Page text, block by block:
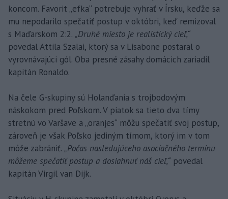
koncom. Favorit „efka“ potrebuje vyhrať v Írsku, keďže sa
mu nepodarilo spečatiť postup v októbri, keď remizoval
s Maďarskom 2:2. „Druhé miesto je realistický cieľ,“
povedal Attila Szalai, ktorý sa v Lisabone postaral o
vyrovnávajúci gól. Oba presné zásahy domácich zariadil
kapitán Ronaldo.
Na čele G-skupiny sú Holanďania s trojbodovým
náskokom pred Poľskom. V piatok sa tieto dva tímy
stretnú vo Varšave a „oranjes“ môžu spečatiť svoj postup,
zároveň je však Poľsko jediným tímom, ktorý im v tom
môže zabrániť. „Počas nasledujúceho asociačného termínu
môžeme spečatiť postup a dosiahnuť náš cieľ,“ povedal
kapitán Virgil van Dijk.